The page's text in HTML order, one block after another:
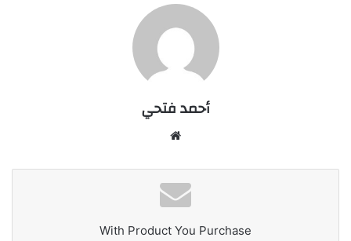
أحمد فتحي
With Product You Purchase